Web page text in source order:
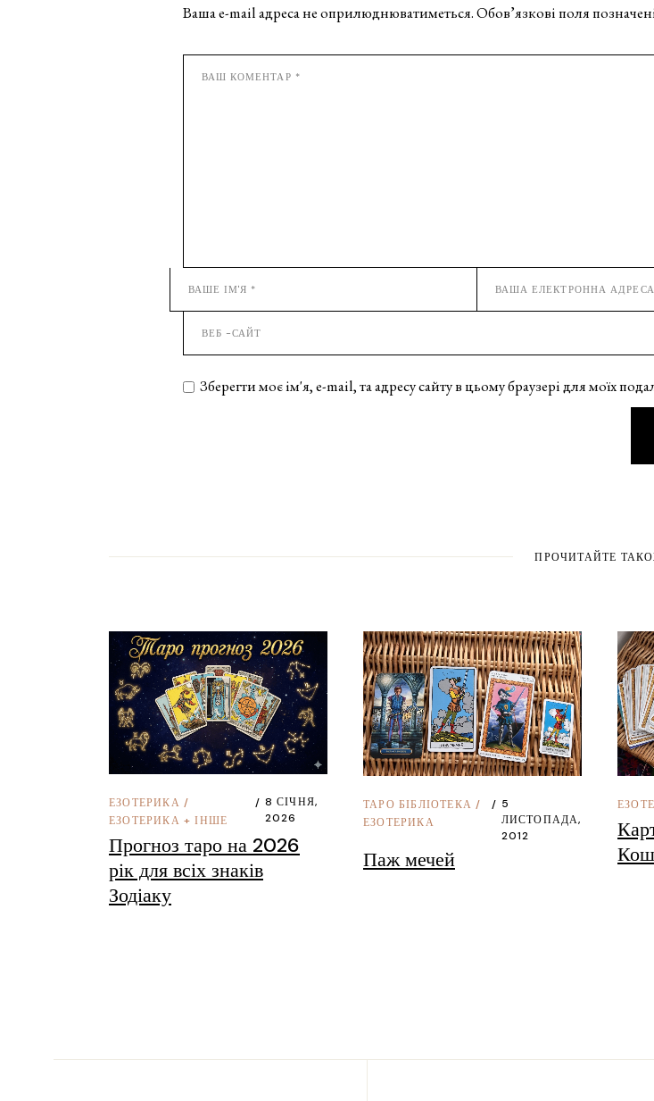
Ваша e-mail адреса не оприлюднюватиметься.Обов’язкові поля
Зберегти моє ім'я, e-mail, та адресу сайту в цьому браузері для моїх
ПРОЧИТАЙТЕ
ЕЗОТЕРИКА /
ЕЗОТЕРИКА + ІНШЕ
8 СІЧНЯ,
2026
Прогноз таро на 2026
рік для всіх знаків
Зодіаку
ТАРО БІБЛІОТЕКА /
ЕЗОТЕРИКА
5
ЛИСТОПАДА,
2012
Паж мечей